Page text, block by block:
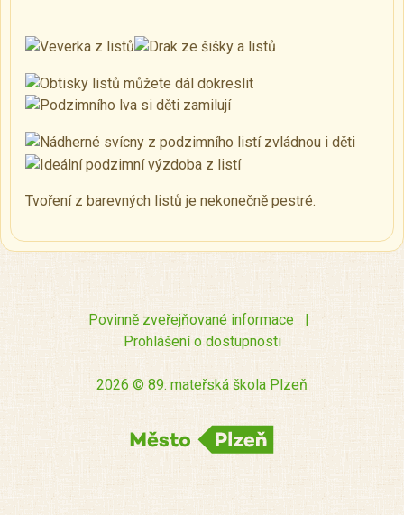
Tvoření z barevných listů je nekonečně pestré.
Povinně zveřejňované informace|
Prohlášení o dostupnosti
2026 © 89. mateřská škola Plzeň